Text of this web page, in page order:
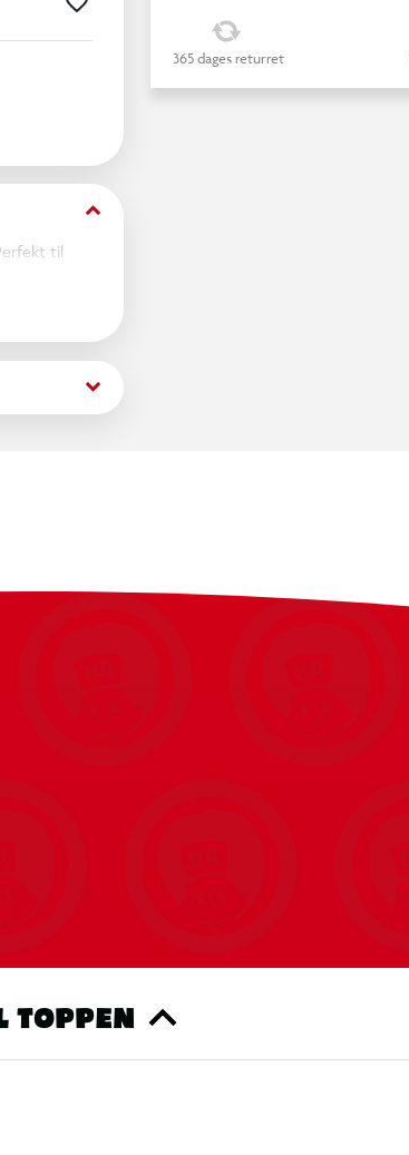
keyboard_arrow_down
til
keyboard_arrow_down
365 dages returret
TOPPEN